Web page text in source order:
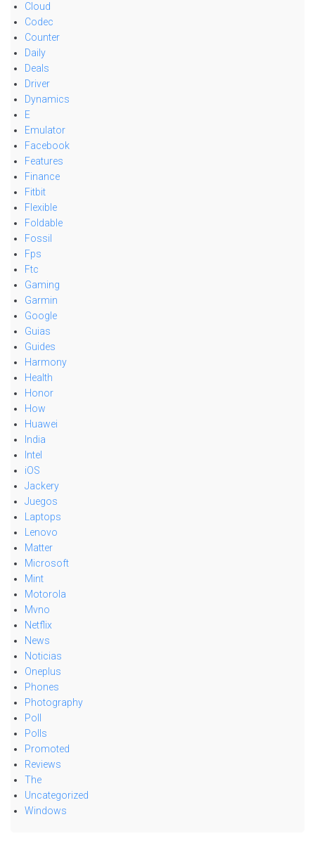
Cloud
Codec
Counter
Daily
Deals
Driver
Dynamics
E
Emulator
Facebook
Features
Finance
Fitbit
Flexible
Foldable
Fossil
Fps
Ftc
Gaming
Garmin
Google
Guias
Guides
Harmony
Health
Honor
How
Huawei
India
Intel
iOS
Jackery
Juegos
Laptops
Lenovo
Matter
Microsoft
Mint
Motorola
Mvno
Netflix
News
Noticias
Oneplus
Phones
Photography
Poll
Polls
Promoted
Reviews
The
Uncategorized
Windows